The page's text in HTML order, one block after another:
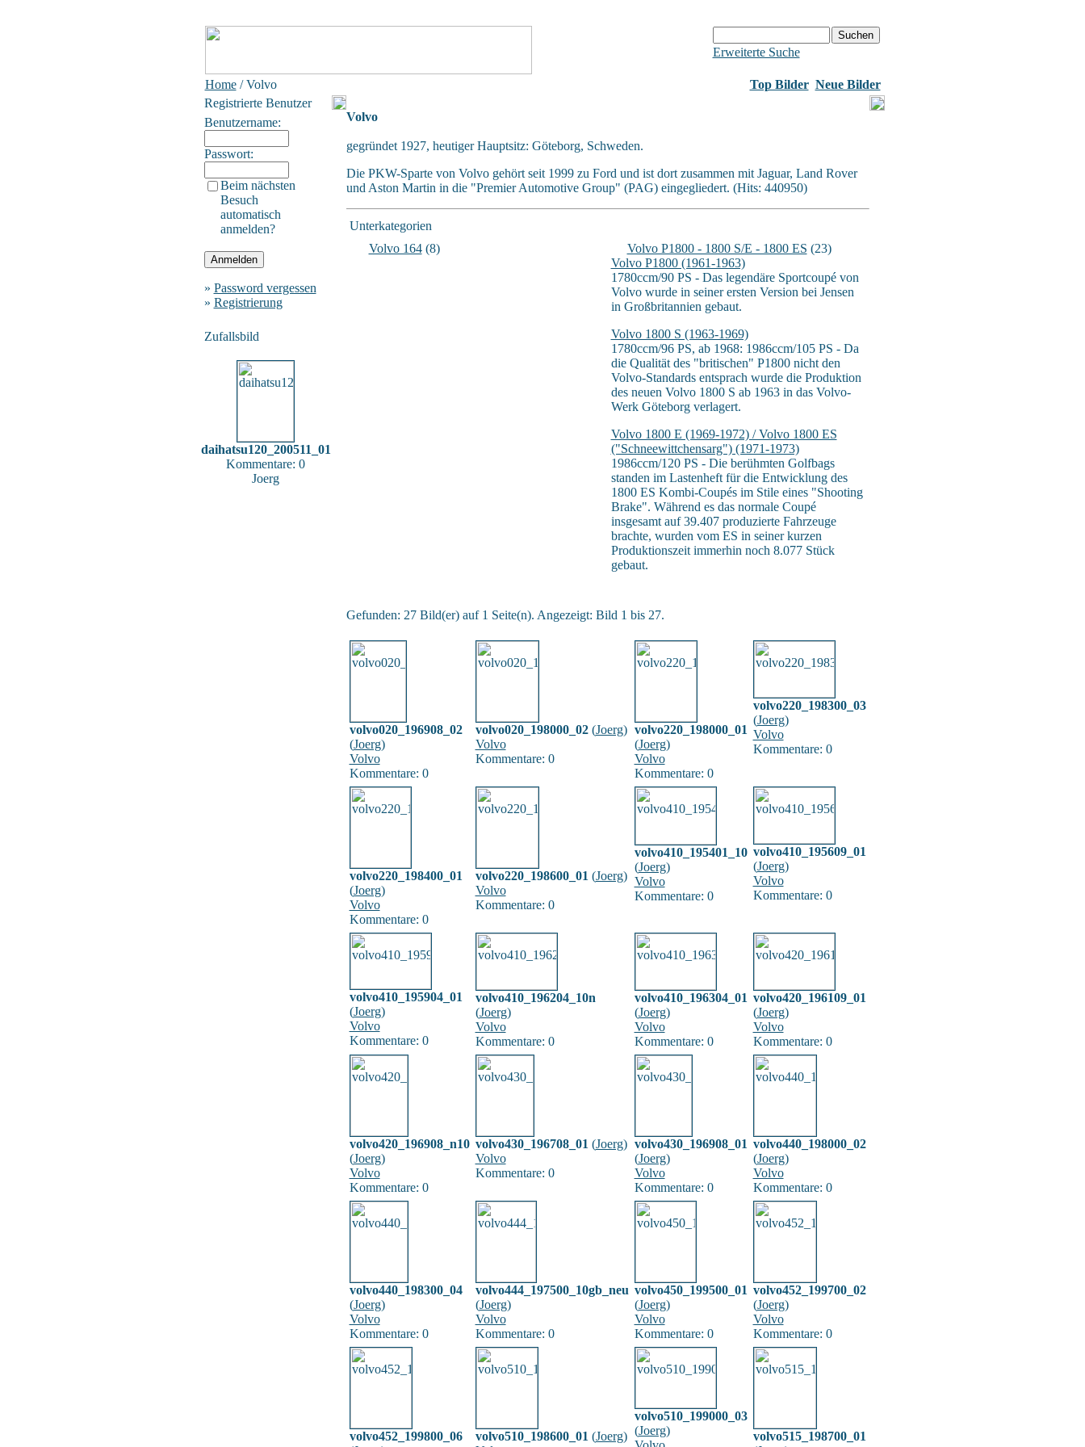
Erweiterte Suche
Home/ Volvo Top Bilder Neue Bilder
Registrierte Benutzer
Benutzername:
Passwort:
Beim nächsten
Besuch
automatisch
anmelden?
» Password vergessen
» Registrierung
Zufallsbild
daihatsu120_200511_01
Kommentare: 0
Joerg
Volvo
gegründet 1927, heutiger Hauptsitz: Göteborg, Schweden.
Die PKW-Sparte von Volvo gehört seit 1999 zu Ford und ist dort zusammen mit Jaguar, Land Rover
und Aston Martin in die "Premier Automotive Group" (PAG) eingegliedert. (Hits: 440950)
Unterkategorien
Volvo 164(8) Volvo P1800 - 1800 S/E - 1800 ES (23)
Volvo P1800 (1961-1963)
1780ccm/90 PS - Das legendäre Sportcoupé von
Volvo wurde in seiner ersten Version bei Jensen
in Großbritannien gebaut.
Volvo 1800 S (1963-1969)
1780ccm/96 PS, ab 1968: 1986ccm/105 PS - Da
die Qualität des "britischen" P1800 nicht den
Volvo-Standards entsprach wurde die Produktion
des neuen Volvo 1800 S ab 1963 in das Volvo-
Werk Göteborg verlagert.
Volvo 1800 E (1969-1972) / Volvo 1800 ES
("Schneewittchensarg") (1971-1973)
1986ccm/120 PS - Die berühmten Golfbags
standen im Lastenheft für die Entwicklung des
1800 ES Kombi-Coupés im Stile eines "Shooting
Brake". Während es das normale Coupé
insgesamt auf 39.407 produzierte Fahrzeuge
brachte, wurden vom ES in seiner kurzen
Produktionszeit immerhin noch 8.077 Stück
gebaut.
Gefunden: 27 Bild(er) auf 1 Seite(n). Angezeigt: Bild 1 bis 27.
volvo020_196908_02
(Joerg)
Volvo
Kommentare: 0
volvo020_198000_02(Joerg)
Volvo
Kommentare: 0
volvo220_198000_01
(Joerg)
Volvo
Kommentare: 0
volvo220_198300_03
(Joerg)
Volvo
Kommentare: 0
volvo220_198400_01
(Joerg)
Volvo
Kommentare: 0
volvo220_198600_01 (Joerg)
Volvo
Kommentare: 0
volvo410_195401_10
(Joerg)
Volvo
Kommentare: 0
volvo410_195609_01
(Joerg)
Volvo
Kommentare: 0
volvo410_195904_01
(Joerg)
Volvo
Kommentare: 0
volvo410_196204_10n
(Joerg)
Volvo
Kommentare: 0
volvo410_196304_01
(Joerg)
Volvo
Kommentare: 0
volvo420_196109_01
(Joerg)
Volvo
Kommentare: 0
volvo420_196908_n10
(Joerg)
Volvo
Kommentare: 0
volvo430_196708_01 (Joerg)
Volvo
Kommentare: 0
volvo430_196908_01
(Joerg)
Volvo
Kommentare: 0
volvo440_198000_02
(Joerg)
Volvo
Kommentare: 0
volvo440_198300_04
(Joerg)
Volvo
Kommentare: 0
volvo444_197500_10gb_neu
(Joerg)
Volvo
Kommentare: 0
volvo450_199500_01
(Joerg)
Volvo
Kommentare: 0
volvo452_199700_02
(Joerg)
Volvo
Kommentare: 0
volvo452_199800_06
volvo510_198600_01 (Joerg)
volvo510_199000_03
(Joerg)
volvo515_198700_01